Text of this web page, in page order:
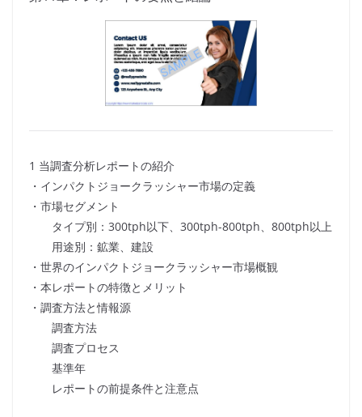
1 当調査分析レポートの紹介
・インパクトジョークラッシャー市場の定義
・市場セグメント
タイプ別：300tph以下、300tph-800tph、800tph以上
用途別：鉱業、建設
・世界のインパクトジョークラッシャー市場概観
・本レポートの特徴とメリット
・調査方法と情報源
調査方法
調査プロセス
基準年
レポートの前提条件と注意点